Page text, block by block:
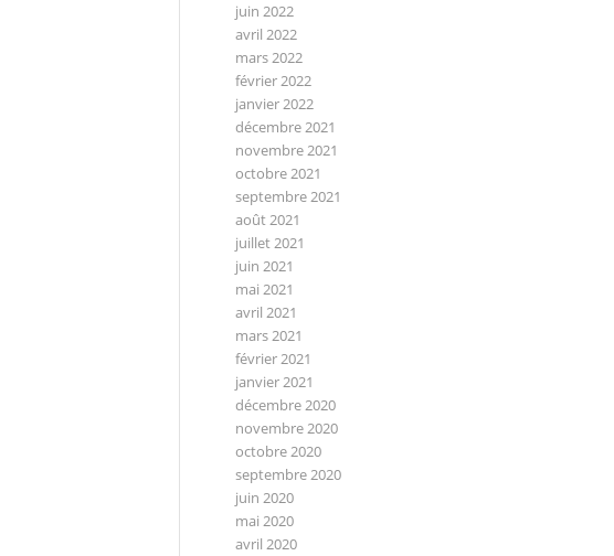
juin 2022
avril 2022
mars 2022
février 2022
janvier 2022
décembre 2021
novembre 2021
octobre 2021
septembre 2021
août 2021
juillet 2021
juin 2021
mai 2021
avril 2021
mars 2021
février 2021
janvier 2021
décembre 2020
novembre 2020
octobre 2020
septembre 2020
juin 2020
mai 2020
avril 2020